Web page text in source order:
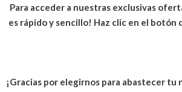
TVS
Partes de Motor
Para acceder a nuestras exclusivas
es rápido y sencillo! Haz clic en el botón
¡Gracias por elegirnos para abastecer tu